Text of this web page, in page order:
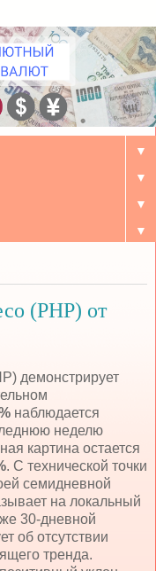
▼
▼
▼
▼
(PHP) от
демонстрирует
наблюдается
неделю
картина остается
. С технической точки
семидневной
на локальный
30-дневной
об отсутствии
тренда.